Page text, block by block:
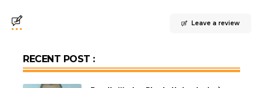
Leave a review
RECENT POST :